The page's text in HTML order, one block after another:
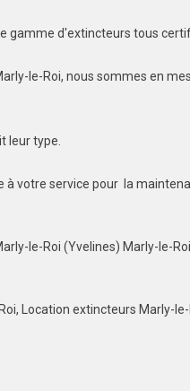
d'extincteurs tous
le-Roi, nous sommes en
leur type.
votre service pour la
le-Roi (Yvelines) Marly-le-
Location extincteurs Marly-le-